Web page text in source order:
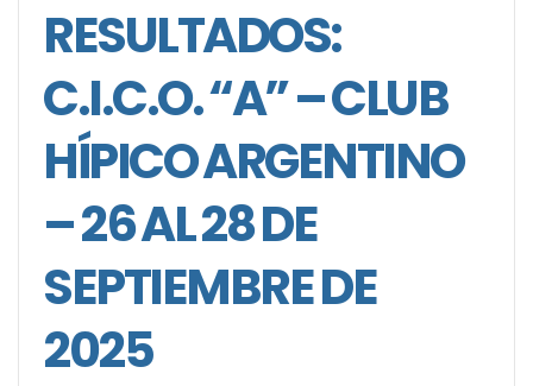
RESULTADOS:
C.I.C.O. “A” – CLUB
HÍPICO ARGENTINO
– 26 AL 28 DE
SEPTIEMBRE DE
2025